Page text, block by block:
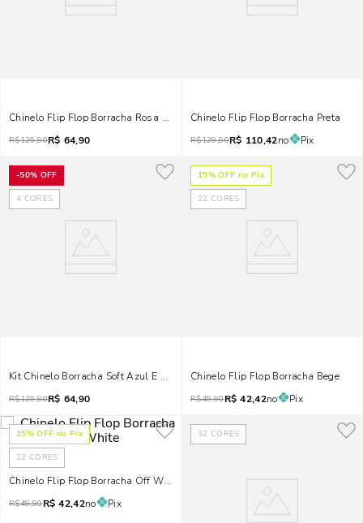
Chinelo Flip Flop Borracha Rosa Pink
R$129,90R$ 64,90
Chinelo Flip Flop Borracha Preta
R$129,90R$ 110,42no Pix
-50% OFF
4 CORES
Kit Chinelo Borracha Soft Azul E Necessárie
R$129,90R$ 64,90
15% OFF no Pix
22 CORES
Chinelo Flip Flop Borracha Bege
R$49,90R$ 42,42no Pix
15% OFF no Pix
22 CORES
Chinelo Flip Flop Borracha Off White
R$49,90R$ 42,42no Pix
32 CORES